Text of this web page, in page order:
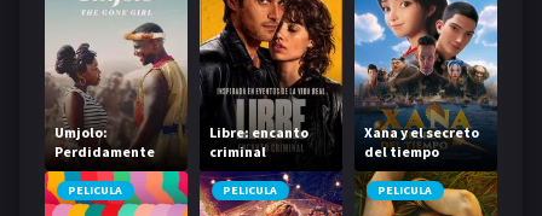
Umjolo:
Perdidamente
enamorada
Libre: encanto
criminal
Xana y el secreto
del tiempo
PELICULA PELICULA PELICULA